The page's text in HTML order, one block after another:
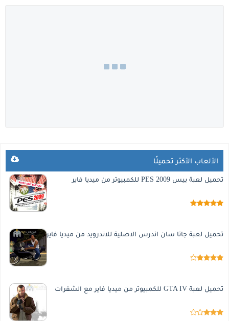
الألعاب الأكثر تحميلًا
تحميل لعبة بيس 2009 PES للكمبيوتر من ميديا فاير
تحميل لعبة جاتا سان اندرس الاصلية للاندرويد من ميديا فاير
تحميل لعبة GTA IV للكمبيوتر من ميديا فاير مع الشفرات